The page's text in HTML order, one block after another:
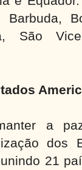
São
a
dos
21